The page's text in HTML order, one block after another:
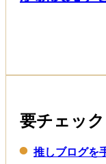
要チェック
推しブログを